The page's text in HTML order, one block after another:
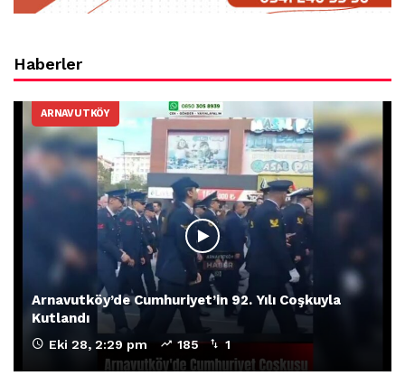
Haberler
ARNAVUTKÖY
Arnavutköy’de Cumhuriyet’in 92. Yılı Coşkuyla
Kutlandı
Eki 28, 2:29 pm 185 1